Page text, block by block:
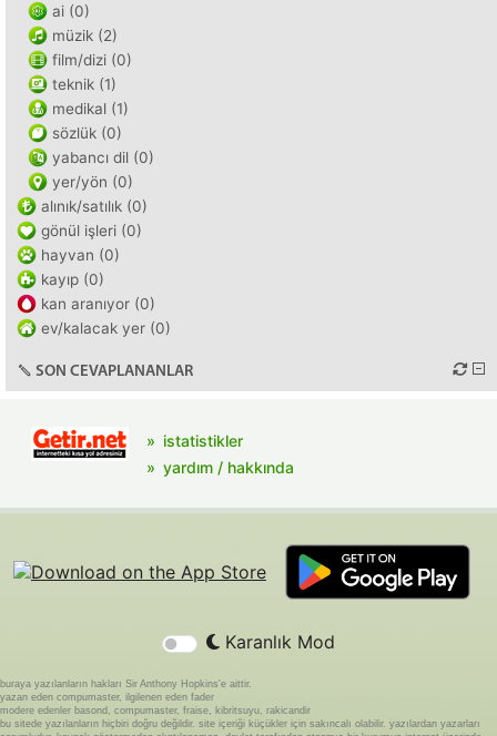
ai (0)
müzik (2)
film/dizi (0)
teknik (1)
medikal (1)
sözlük (0)
yabancı dil (0)
yer/yön (0)
alınık/satılık (0)
gönül işleri (0)
hayvan (0)
kayıp (0)
kan aranıyor (0)
ev/kalacak yer (0)
SON CEVAPLANANLAR
istatistikler
yardım / hakkında
Karanlık Mod
buraya yazılanların hakları Sir Anthony Hopkins'e aittir.
yazan eden compumaster, ilgilenen eden fader
modere edenler basond, compumaster, fraise, kibritsuyu, rakicandir
bu sitede yazılanların hiçbiri doğru değildir. site içeriği küçükler için sakıncalı olabilir. yazılardan yazarları